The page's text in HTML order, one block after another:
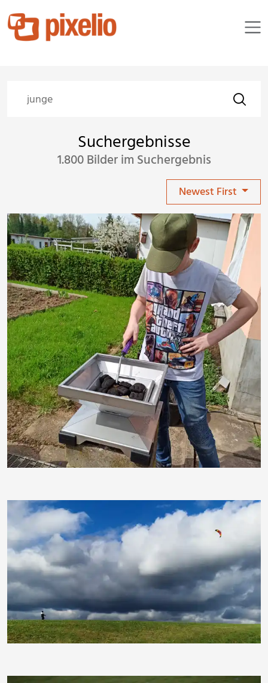
Suchergebnisse
1.800 Bilder im Suchergebnis
Newest First
crazybetti58
Paulwip